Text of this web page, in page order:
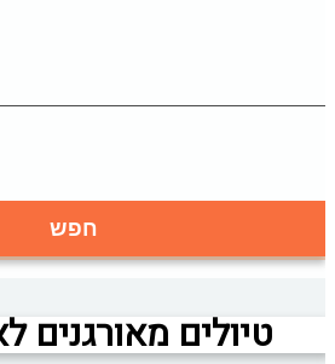
חפש
טיולים מאורגנים